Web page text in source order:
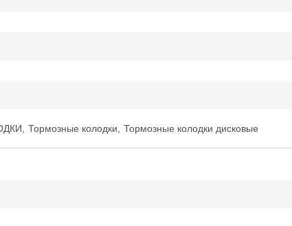
Тормозные колодки Тормозные колодки дисковые